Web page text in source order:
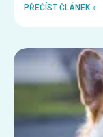
PŘEČÍST ČLÁNEK »